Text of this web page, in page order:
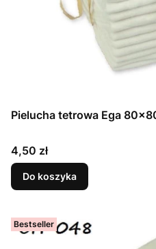
Pielucha tetrowa Ega
Cena
4,50 zł
Do koszyka
Bestseller